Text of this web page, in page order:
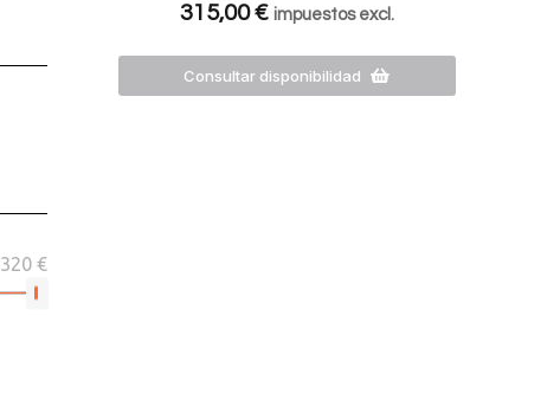
320 €
315,00€ impuestos excl.
Consultar disponibilidad